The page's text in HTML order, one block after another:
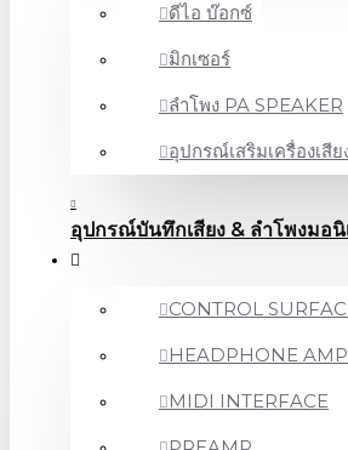
ดีไอ บ๊อกซ์
มิกเซอร์
ลำโพง PA SPEAKER
อุปกรณ์เสริมเครื่องเสีย
อุปกรณ์บันทึกเสียง & ลำโพงมอนิ
CONTROL
HEADPHONE AMP
MIDI INTERFACE